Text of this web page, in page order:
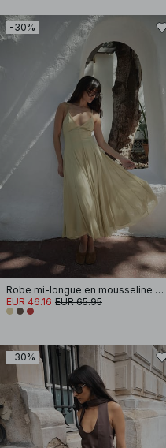
-30%
Robe mi-longue en mousseline à bretelles
EUR 46.16 EUR 65.95
-30%